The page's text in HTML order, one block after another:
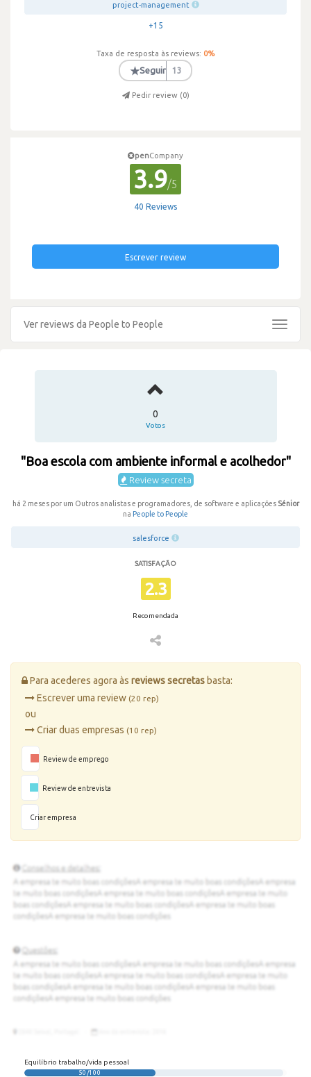
project-management
+15
Taxa de resposta às reviews: 0%
★Seguir 13
Pedir review (0)
penCompany
3.9/5
40 Reviews
Escrever review
Ver reviews da People to People
Toggle
0
Votos
"Boa escola com ambiente informal e acolhedor"
Review secreta
há 2 meses por um Outros analistas e programadores, de software e aplicações Sénior
na People to People
salesforce
SATISFAÇÃO
2.3
Recomendada
Para acederes agora às reviews secretas basta:
Escrever uma review (20 rep)
ou
Criar duas empresas (10 rep)
Review de emprego
Review de entrevista
Criar empresa
Equilíbrio trabalho/vida pessoal
50/100